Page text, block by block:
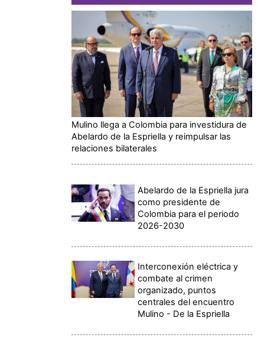
Mulino llega a Colombia para investidura de
Abelardo de la Espriella y reimpulsar las
relaciones bilaterales
Abelardo de la Espriella jura
como presidente de
Colombia para el periodo
2026-2030
Interconexión eléctrica y
combate al crimen
organizado, puntos
centrales del encuentro
Mulino - De la Espriella